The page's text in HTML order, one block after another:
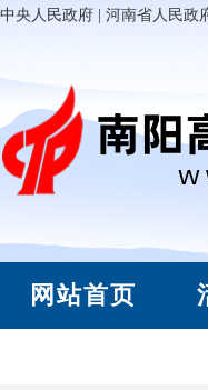
中央人民政府 河南省人民政
网站首页